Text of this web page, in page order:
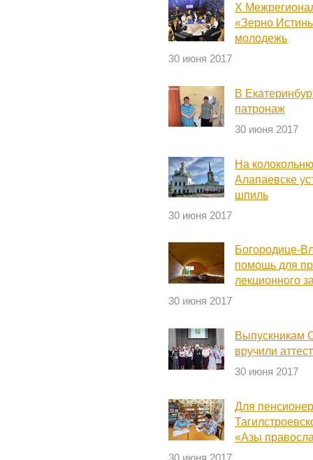
X
«Зерно
молодежь
30 июня 2017
В
патронаж
30 июня 2017
На
Алапаевске
шпиль
30 июня 2017
Богородице-
помощь для
лекционного
30 июня 2017
Выпускникам
вручили
30 июня 2017
Для
«Азы